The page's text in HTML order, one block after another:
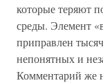
которые теряют
среды. Элемент
приправлен
непонятных и
Комментарий же